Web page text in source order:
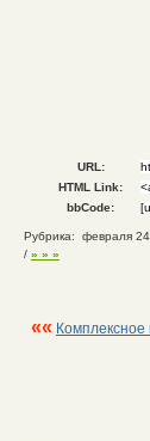
URL:
HTML Link:
bbCode:
Рубрика: февраля
/ » » »
««